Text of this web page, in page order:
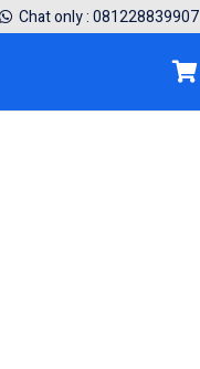
Chat only : 081228839907